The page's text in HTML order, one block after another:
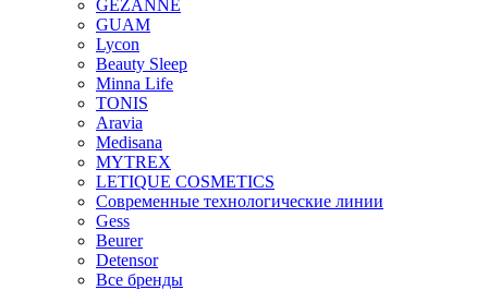
GEZANNE
GUAM
Lycon
Beauty Sleep
Minna Life
TONIS
Aravia
Medisana
MYTREX
LETIQUE COSMETICS
Современные технологические линии
Gess
Beurer
Detensor
Все бренды